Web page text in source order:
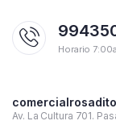
Horario
Av. La Cultura 701.